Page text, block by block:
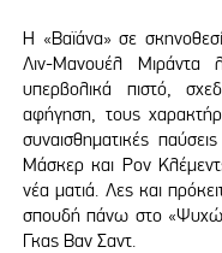
Η «Βαϊάνα» σε
Λιν-Μανουέλ Μιράντα
υπερβολικά πιστό,
αφήγηση, τους
συναισθηματικές
Μάσκερ και Ρον
νέα ματιά. Λες και
σπουδή πάνω στο
Γκας Βαν Σαντ.